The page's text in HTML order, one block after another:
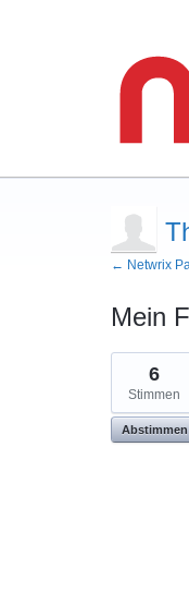
← Netwrix
Mein
16
gefundene
Ergebnisse
6
Stimmen
Abstimmen